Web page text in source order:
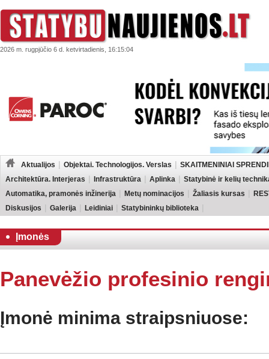
2026 m. rugpjūčio 6 d. ketvirtadienis, 16:15:04
Aktualijos Objektai. Technologijos. Verslas
SKAITMENINIAI
Architektūra. Interjeras
Infrastruktūra Aplinka
Statybinė ir kelių
Automatika, pramonės inžinerija
Metų nominacijos Žaliasis kursas
Diskusijos
Galerija Leidiniai Statybininkų biblioteka
Įmonės
Panevėžio profesinio
Įmonė minima straipsniuose: